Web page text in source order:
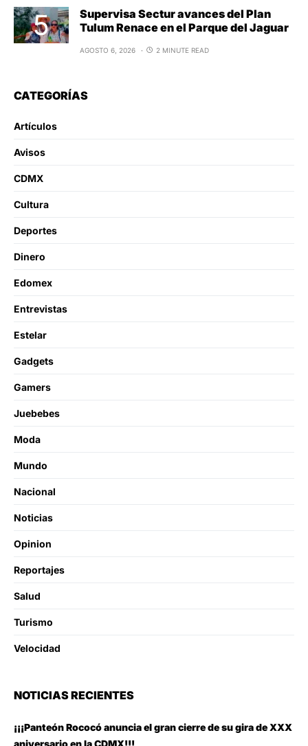
Supervisa Sectur avances del Plan
Tulum Renace en el Parque del Jaguar
AGOSTO 6, 2026 2 MINUTE READ
CATEGORÍAS
Artículos
Avisos
CDMX
Cultura
Deportes
Dinero
Edomex
Entrevistas
Estelar
Gadgets
Gamers
Juebebes
Moda
Mundo
Nacional
Noticias
Opinion
Reportajes
Salud
Turismo
Velocidad
NOTICIAS RECIENTES
¡¡¡Panteón Rococó anuncia el gran cierre de su gira de XXX